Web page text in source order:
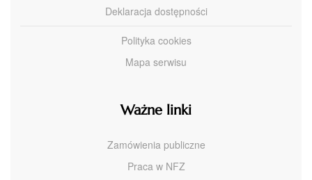
Deklaracja dostępności
Polityka cookies
Mapa serwisu
Ważne linki
Zamówienia publiczne
Praca w NFZ